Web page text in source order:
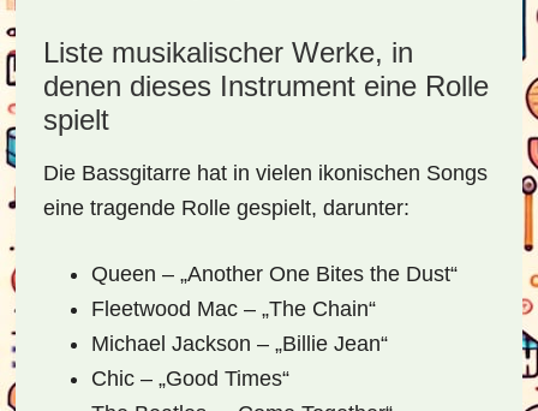
Liste musikalischer Werke, in
denen dieses Instrument eine Rolle
spielt
Die Bassgitarre hat in vielen ikonischen Songs
eine tragende Rolle gespielt, darunter:
Queen – „Another One Bites the Dust“
Fleetwood Mac – „The Chain“
Michael Jackson – „Billie Jean“
Chic – „Good Times“